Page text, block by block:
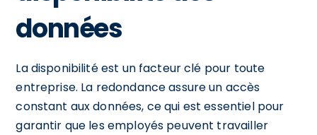
données
La disponibilité est un facteur clé pour toute
entreprise. La redondance assure un accès
constant aux données, ce qui est essentiel pour
garantir que les employés peuvent travailler